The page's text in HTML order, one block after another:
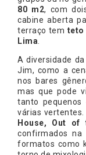
80 m2, com
cabine aberta
terraço tem teto
Lima.
A diversidade
Jim, como a
nos bares
mas que pode
tanto pequenos
várias
House, Out of
confirmados na
formatos como